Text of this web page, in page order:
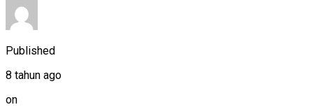
Published
8 tahun ago
on